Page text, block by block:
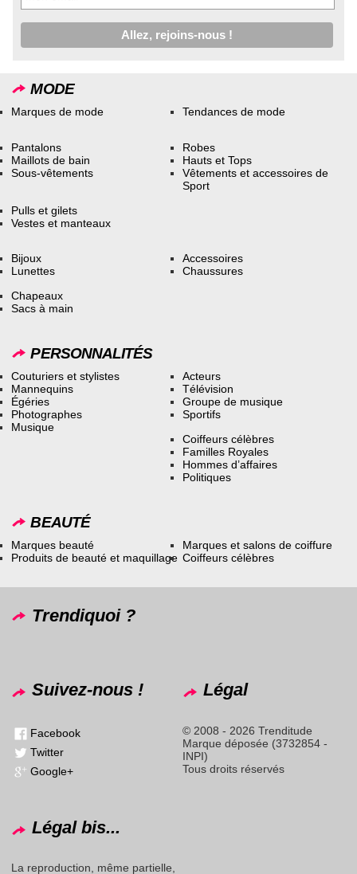
MODE
Marques de mode Tendances de mode
Pantalons
Maillots de bain
Sous-vêtements
Robes
Hauts et Tops
Vêtements et accessoires de
Sport
Pulls et gilets
Vestes et manteaux
Bijoux
Lunettes
Accessoires
Chaussures
Chapeaux
Sacs à main
PERSONNALITÉS
Couturiers et stylistes
Mannequins
Égéries
Photographes
Musique
Acteurs
Télévision
Groupe de musique
Sportifs
Coiffeurs célèbres
Familles Royales
Hommes d’affaires
Politiques
BEAUTÉ
Marques beauté
Produits de beauté et maquillage
Marques et salons de coiffure
Coiffeurs célèbres
Trendiquoi ?
Suivez-nous !
Facebook
Twitter
Google+
Légal
© 2008 - 2026 Trenditude
Marque déposée (3732854 -
INPI)
Tous droits réservés
Légal bis...
La reproduction, même partielle,